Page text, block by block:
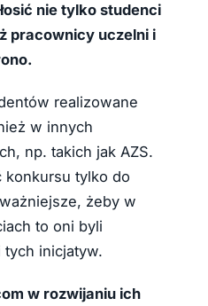
nie tylko studenci
pracownicy uczelni i
realizowane
w innych
np. takich jak AZS.
konkursu tylko do
żeby w
to oni byli
tych inicjatyw.
w rozwijaniu ich